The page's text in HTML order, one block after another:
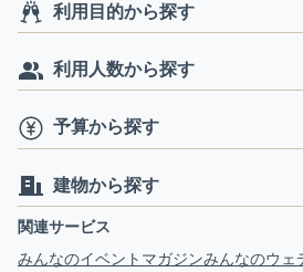
利用目的から探す
利用人数から探す
予算から探す
建物から探す
関連サービス
みんなのイベントマガジンみんなのウェ